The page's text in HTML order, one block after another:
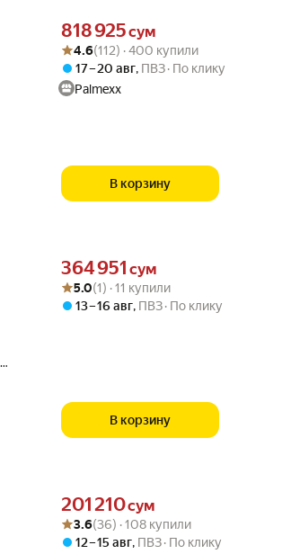
Цена 818925 сум вместо
818 925сум
Рейтинг товара: 4.6 из 5
Оценок: (112) · 400 купили
4.6(112) · 400 купили
17 – 20 авг, ПВЗ По клику
Palmexx
В корзину
Цена 364951 сум вместо
364 951 сум
Рейтинг товара: 5.0 из 5
Оценок: (1) · 11 купили
5.0(1) · 11 купили
13 – 16 авг, ПВЗ По клику
В корзину
Цена 201210 сум вместо
201 210сум
Рейтинг товара: 3.6 из 5
Оценок: (36) · 108 купили
3.6(36) · 108 купили
12 – 15 авг, ПВЗ По клику